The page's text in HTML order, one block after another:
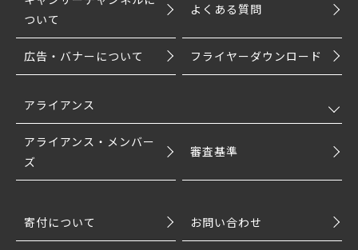
ついて
よくある質問
広告・バナーについて フライヤーダウンロード
アライアンス
アライアンス・メンバー
ズ
審査基準
寄付について お問い合わせ